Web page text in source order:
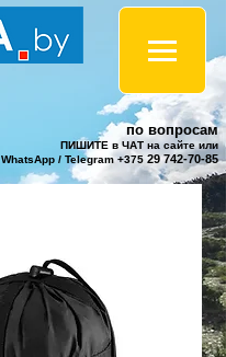
по вопросам
ПИШИТЕ в ЧАТ на сайте или
WhatsApp / Telegram +375 29 742-70-85